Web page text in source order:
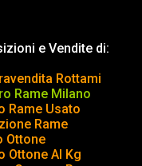
e Vendite di:
Rottami
Rame Milano
Rame Usato
Rame
Ottone
Ottone Al Kg